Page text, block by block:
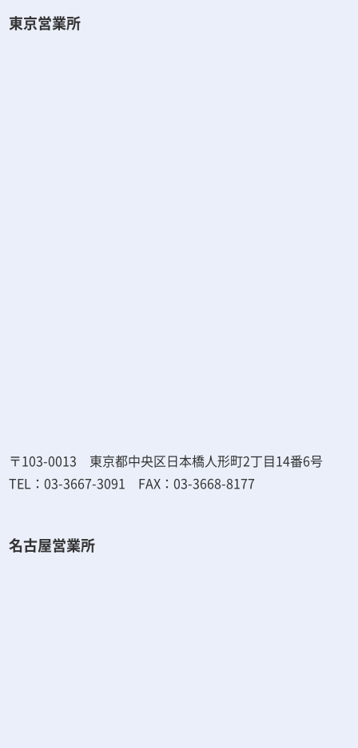
東京営業所
〒103-0013 東京都中央区日本橋人形町2丁目14番6号
TEL：03-3667-3091 FAX：03-3668-8177
名古屋営業所